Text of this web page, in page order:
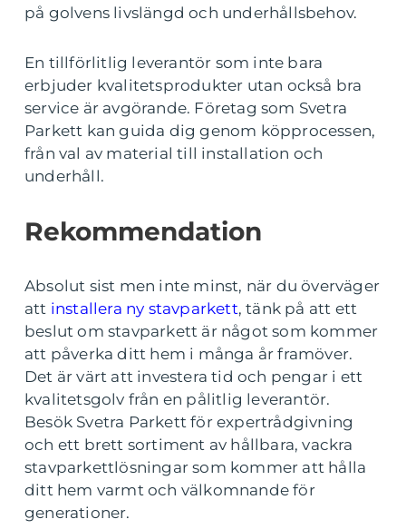
på golvens livslängd och underhållsbehov.
En tillförlitlig leverantör som inte bara
erbjuder kvalitetsprodukter utan också bra
service är avgörande. Företag som Svetra
Parkett kan guida dig genom köpprocessen,
från val av material till installation och
underhåll.
Rekommendation
Absolut sist men inte minst, när du överväger
att installera ny stavparkett, tänk på att ett
beslut om stavparkett är något som kommer
att påverka ditt hem i många år framöver.
Det är värt att investera tid och pengar i ett
kvalitetsgolv från en pålitlig leverantör.
Besök Svetra Parkett för expertrådgivning
och ett brett sortiment av hållbara, vackra
stavparkettlösningar som kommer att hålla
ditt hem varmt och välkomnande för
generationer.